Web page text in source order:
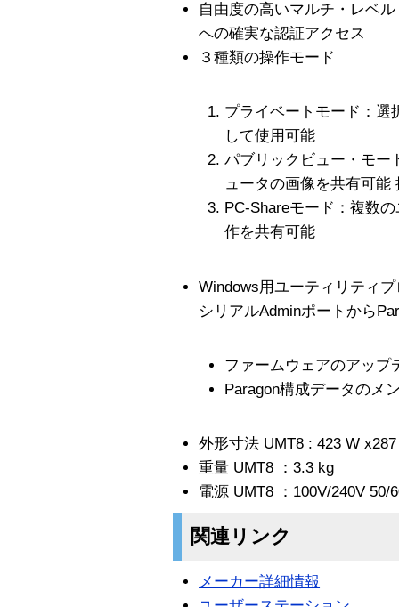
自由度の高いマルチ・レベ
への確実な認証アクセス
３種類の操作モード
プライベートモード：選
して使用可能
パブリックビュー・モー
ュータの画像を共有可能
PC-Shareモード：複数
作を共有可能
Windows用ユーティリティ
シリアルAdminポートから
ファームウェアのアップ
Paragon構成データのメ
外形寸法 UMT8 : 423 W
重量 UMT8 ：3.3 kg
電源 UMT8 ：100V/240V 50/
関連リンク
メーカー詳細情報